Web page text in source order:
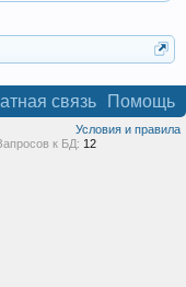
связь Помощь
Условия и правила
к БД: 12